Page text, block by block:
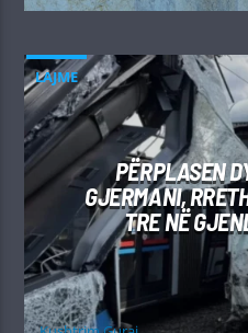
LAJME
PËRPLASEN
GJERMANI,
TRE NË